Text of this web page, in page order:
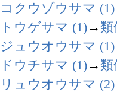
コクウゾウサマ (1)
トウゲサマ (1)→ 類
ジュウオウサマ (1)
ドウチサマ (1)→ 類
リュウオウサマ (2)